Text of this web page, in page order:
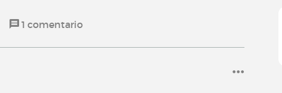
1 comentario